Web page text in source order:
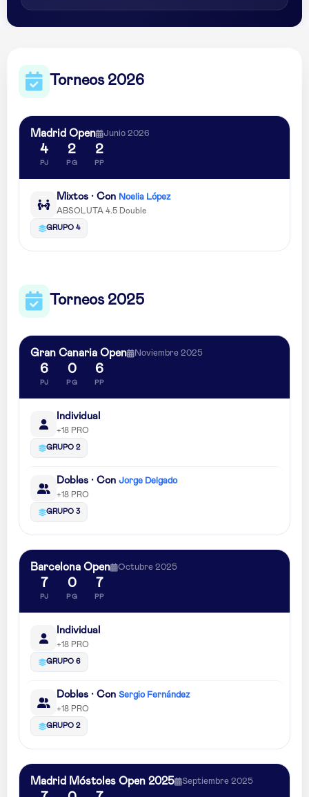
Torneos 2026
Madrid Open Junio 2026
4
PJ
2
PG
2
PP
Mixtos · Con Noelia López
ABSOLUTA 4.5 Double
GRUPO 4
Torneos 2025
Gran Canaria Open Noviembre 2025
6
PJ
0
PG
6
PP
Individual
+18 PRO
GRUPO 2
Dobles · Con Jorge Delgado
+18 PRO
GRUPO 3
Barcelona Open Octubre 2025
7
PJ
0
PG
7
PP
Individual
+18 PRO
GRUPO 6
Dobles · Con Sergio Fernández
+18 PRO
GRUPO 2
Madrid Móstoles Open 2025 Septiembre 2025